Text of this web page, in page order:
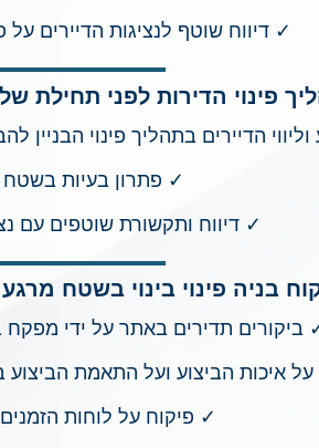
✓ דיווח שוטף לנציגות הדיירים על
פינוי הדירות לפני תחילת
וליווי הדיירים בתהליך פינוי
✓ פתרון בעיות בשטח
✓ דיווח ותקשורת שוטפים עם
בניה פינוי בינוי בשטח
ביקורים תדירים באתר על ידי
איכות הביצוע ועל התאמת הביצוע
✓ פיקוח על לוחות